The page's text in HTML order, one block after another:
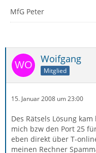
MfG Peter
Woifgang
Mitglied
15. Januar 2008 um 23:00
Des Rätsels Lösung
mich bzw den Port 25
eben direkt über T-
meinen Rechner